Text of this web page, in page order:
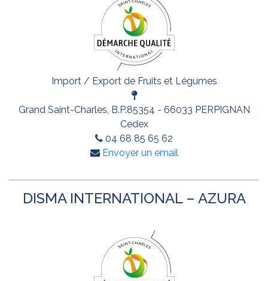
Import / Export de Fruits et Légumes
Grand Saint-Charles, B.P.85354 - 66033 PERPIGNAN
Cedex
04 68 85 65 62
Envoyer un email
DISMA INTERNATIONAL – AZURA